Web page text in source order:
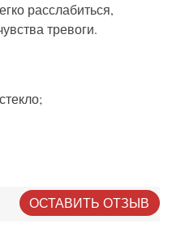
расслабиться,
тревоги.
ОСТАВИТЬ ОТЗЫВ